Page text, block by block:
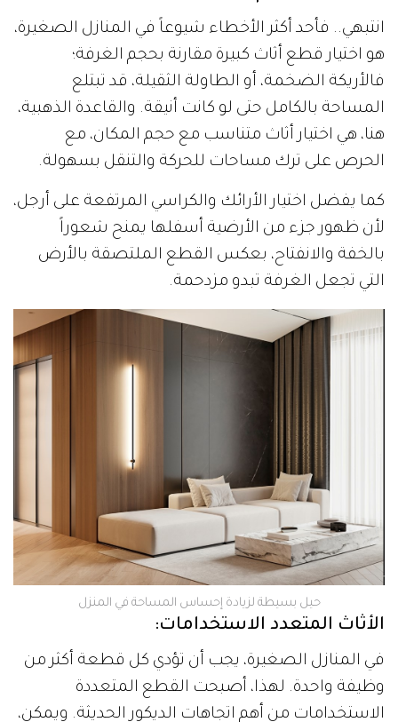
انتبهي.. فأحد أكثر الأخطاء شيوعاً في المنازل الصغيرة،
هو اختيار قطع أثاث كبيرة مقارنة بحجم الغرفة؛
فالأريكة الضخمة، أو الطاولة الثقيلة، قد تبتلع
المساحة بالكامل حتى لو كانت أنيقة. والقاعدة الذهبية،
هنا، هي اختيار أثاث متناسب مع حجم المكان، مع
الحرص على ترك مساحات للحركة والتنقل بسهولة.
كما يفضل اختيار الأرائك والكراسي المرتفعة على أرجل،
لأن ظهور جزء من الأرضية أسفلها يمنح شعوراً
بالخفة والانفتاح، بعكس القطع الملتصقة بالأرض
التي تجعل الغرفة تبدو مزدحمة.
حيل بسيطة لزيادة إحساس المساحة في المنزل
الأثاث المتعدد الاستخدامات:
في المنازل الصغيرة، يجب أن تؤدي كل قطعة أكثر من
وظيفة واحدة. لهذا، أصبحت القطع المتعددة
الاستخدامات من أهم اتجاهات الديكور الحديثة. ويمكن،